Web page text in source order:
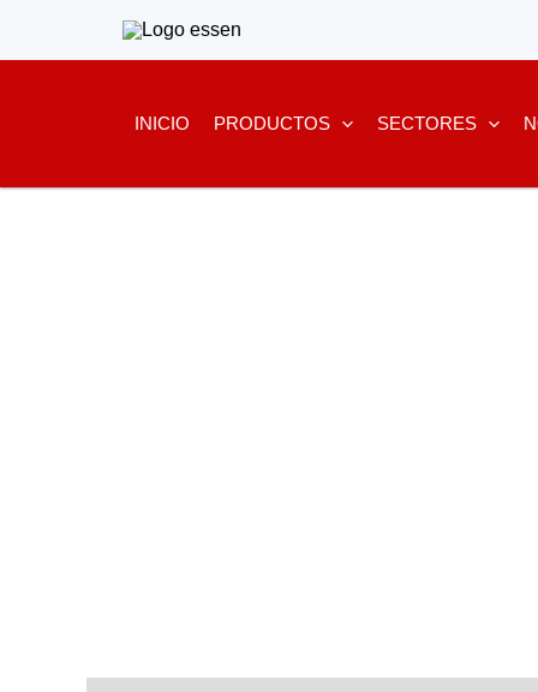
INICIO PRODUCTOS SECTORES